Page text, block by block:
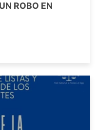
ROBO EN